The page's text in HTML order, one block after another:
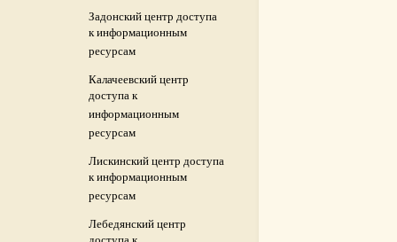
Задонский центр доступа
к информационным
ресурсам
Калачеевский центр
доступа к
информационным
ресурсам
Лискинский центр доступа
к информационным
ресурсам
Лебедянский центр